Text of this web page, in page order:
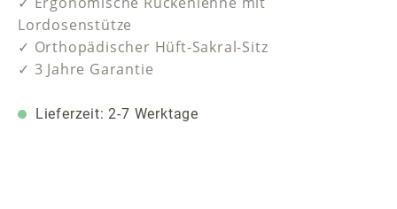
Lordosenstütze
✓ Orthopädischer Hüft-Sakral-Sitz
✓ 3 Jahre Garantie
Lieferzeit: 2-7 Werktage